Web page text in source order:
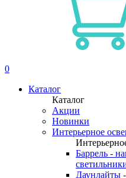
0
Каталог
Каталог
Акции
Новинки
Интерьерное
Баррель -
Даунлайты